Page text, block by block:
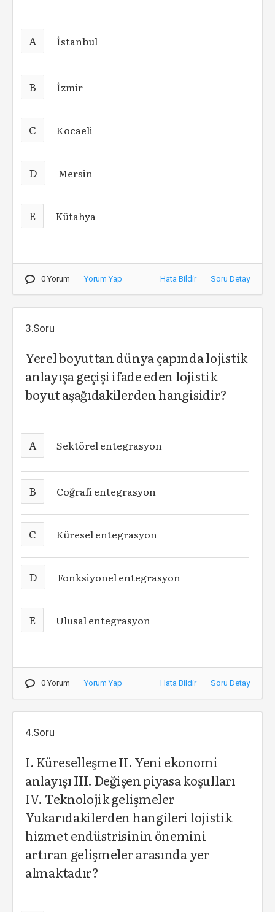
A İstanbul
B İzmir
C Kocaeli
D Mersin
E Kütahya
0 Yorum Yorum Yap Hata Bildir Soru Detay
3.Soru
Yerel boyuttan dünya çapında lojistik
anlayışa geçişi ifade eden lojistik
boyut aşağıdakilerden hangisidir?
A Sektörel entegrasyon
B Coğrafi entegrasyon
C Küresel entegrasyon
D Fonksiyonel entegrasyon
E Ulusal entegrasyon
0 Yorum Yorum Yap Hata Bildir Soru Detay
4.Soru
I. Küreselleşme II. Yeni ekonomi
anlayışı III. Değişen piyasa koşulları
IV. Teknolojik gelişmeler
Yukarıdakilerden hangileri lojistik
hizmet endüstrisinin önemini
artıran gelişmeler arasında yer
almaktadır?